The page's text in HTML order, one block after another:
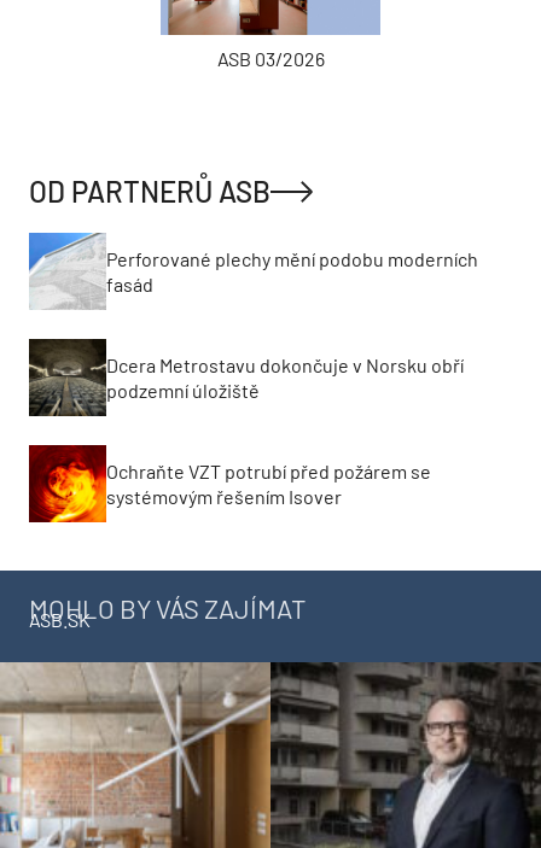
ASB 03/2026
OD PARTNERŮ ASB
Perforované plechy mění podobu moderních
fasád
Dcera Metrostavu dokončuje v Norsku obří
podzemní úložiště
Ochraňte VZT potrubí před požárem se
systémovým řešením Isover
MOHLO BY VÁS ZAJÍMAT
ASB.SK